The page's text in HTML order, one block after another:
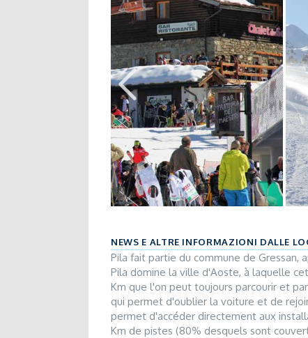
NEWS E ALTRE INFORMAZIONI DALLE
Pila fait partie du commune de Gressan,
Pila domine la ville d'Aoste, à laquelle
Km que l'on peut toujours parcourir et
qui permet d'oublier la voiture et de
permet d'accéder directement aux
Km de pistes (80% desquels sont